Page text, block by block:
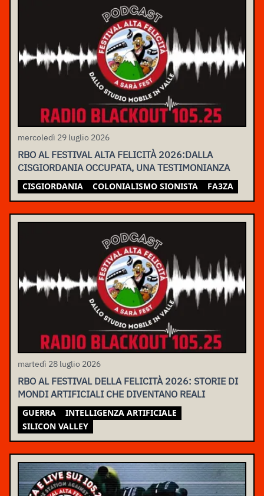
mercoledì 29 luglio 2026
RBO AL FESTIVAL ALTA FELICITÀ 2026:DALLA
CISGIORDANIA OCCUPATA, UNA TESTIMONIANZA
CISGIORDANIA COLONIALISMO SIONISTA FA3ZA
martedì 28 luglio 2026
RBO AL FESTIVAL DELLA FELICITÀ 2026: STORIE DI
MONDI ARTIFICIALI CHE DIVENTANO REALI
GUERRA
INTELLIGENZA ARTIFICIALE
SILICON VALLEY